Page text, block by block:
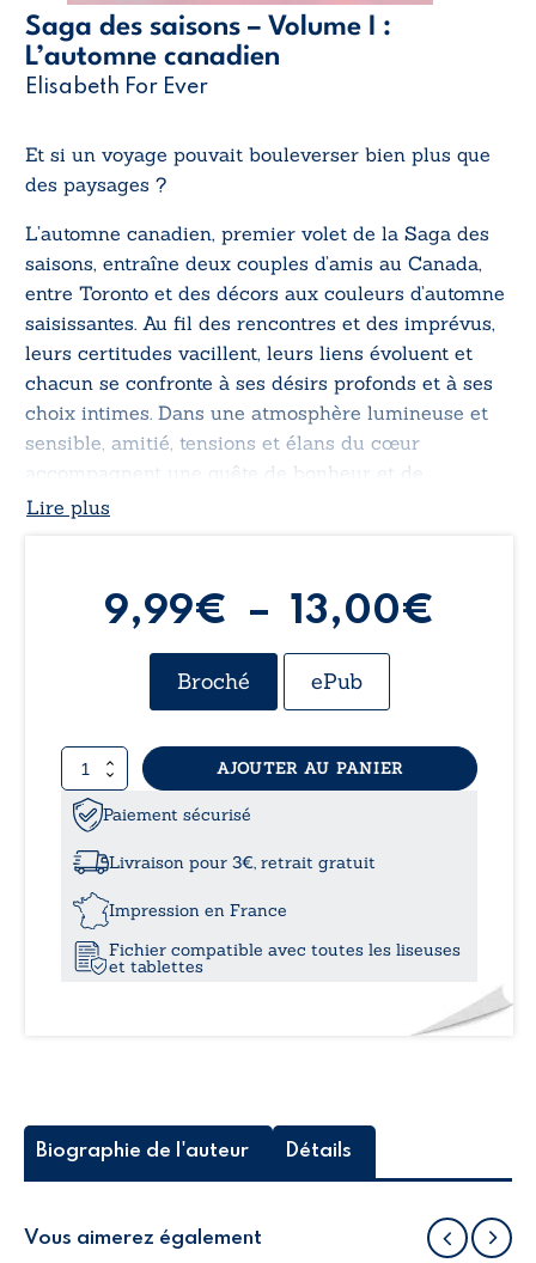
Saga des saisons – Volume I :
L’automne canadien
Elisabeth For Ever
Et si un voyage pouvait bouleverser bien plus que
des paysages ?
L’automne canadien, premier volet de la Saga des
saisons, entraîne deux couples d’amis au Canada,
entre Toronto et des décors aux couleurs d’automne
saisissantes. Au fil des rencontres et des imprévus,
leurs certitudes vacillent, leurs liens évoluent et
chacun se confronte à ses désirs profonds et à ses
choix intimes. Dans une atmosphère lumineuse et
sensible, amitié, tensions et élans du cœur
accompagnent une quête de bonheur et de
renouveau intérieur.
Lire plus
9,99€ – 13,00€
Broché ePub
quantité
de
Saga
des
saisons
Volume
L’automne
AJOUTER AU PANIER
Paiement sécurisé
Livraison pour 3€, retrait gratuit
Impression en France
Fichier compatible avec toutes les liseuses
et tablettes
Biographie de l'auteur Détails
Vous aimerez également